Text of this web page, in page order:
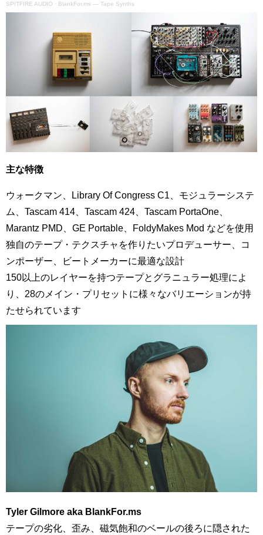
SPITFIRE AUDIO · BlankFor.ms — Tape Synths
主な特徴
ウォークマン、Library Of Congress C1、モジュラーシステ
ム、Tascam 414、Tascam 424、Tascam PortaOne、
Marantz PMD、GE Portable、FoldyMakes Mod などを使用
独自のテープ・テクスチャを作りたいプロデューサー、コ
ンポーザー、ビートメーカーに最適な設計
150以上のレイヤーを持つテープとグラニュラー処理によ
り、28のメイン・プリセットに様々なバリエーションが持
たせられています
Tyler Gilmore aka BlankFor.ms
テープの劣化、歪み、磁気飽和のベールの後ろに隠された